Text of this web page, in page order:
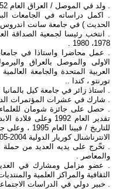
. ولد في الموصل / العراق العام 1952، ونشأ في اسرة علمية معروفة .
. اكمل دراساته في الجامعات
الحديث ) في جامعة سانت اندروس
. انتخب رئيسا لجمعية الصداقة
1978، 1980 .
. عمل محاضرا واستاذا في
الاولى والموصل بالعراق
العربية المتحدة والجامعة
تورنتو ، كندا ..
. استاذ زائر في جامعة كيل بالمانيا
. شارك في عشرات المؤتمرات
تقدير العام 1992
للتاريخ /
الانترناشنال كوريار الدولية 2004-2205 .
. تخّرج على يديه العديد من حملة
والمعاصر .
. عضو مزامل ومشارك في
الثقافية والمراكز العلمية
. خبير دولي في الدراسات